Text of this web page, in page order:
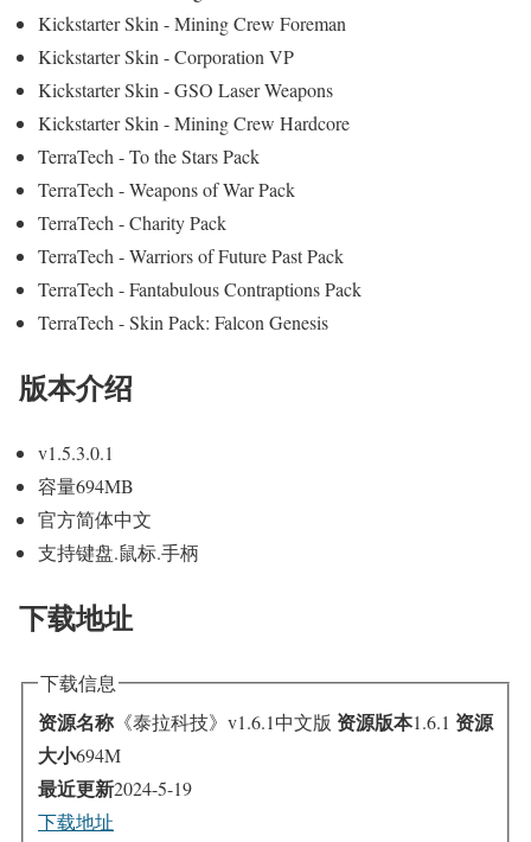
Kickstarter Skin - Mining Crew Foreman
Kickstarter Skin - Corporation VP
Kickstarter Skin - GSO Laser Weapons
Kickstarter Skin - Mining Crew Hardcore
TerraTech - To the Stars Pack
TerraTech - Weapons of War Pack
TerraTech - Charity Pack
TerraTech - Warriors of Future Past Pack
TerraTech - Fantabulous Contraptions Pack
TerraTech - Skin Pack: Falcon Genesis
版本介绍
v1.5.3.0.1
容量694MB
官方简体中文
支持键盘.鼠标.手柄
下载地址
下载信息
资源名称 《泰拉科技》v1.6.1中文版 资源版本1.6.1 资源
大小694M
最近更新2024-5-19
下载地址